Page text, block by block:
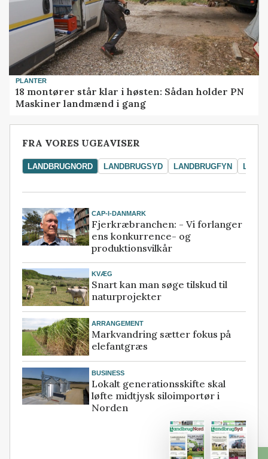
PLANTER
18 montører står klar i høsten: Sådan holder PN
Maskiner landmænd i gang
FRA VORES UGEAVISER
LANDBRUGNORD LANDBRUGSYD LANDBRUGFYN
CAP-I-DANMARK
Fjerkræbranchen: - Vi forlanger
ens konkurrence- og
produktionsvilkår
KVÆG
Snart kan man søge tilskud til
naturprojekter
ARRANGEMENT
Markvandring sætter fokus på
elefantgræs
BUSINESS
Lokalt generationsskifte skal
løfte midtjysk siloimportør i
Norden